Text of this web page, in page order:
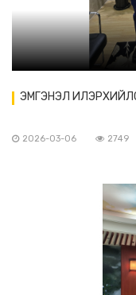
ЭМГЭНЭЛ
2026-03-06 2749